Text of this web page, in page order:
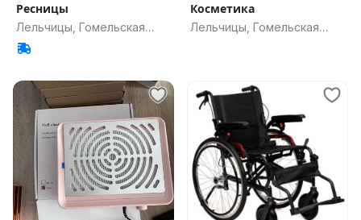
Ресницы
Лельчицы, Гомельская
обл.
Косметика
Лельчицы, Гомельская